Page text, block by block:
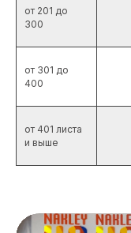
от 201 до
300
от 301 до
400
от 401 листа
и выше